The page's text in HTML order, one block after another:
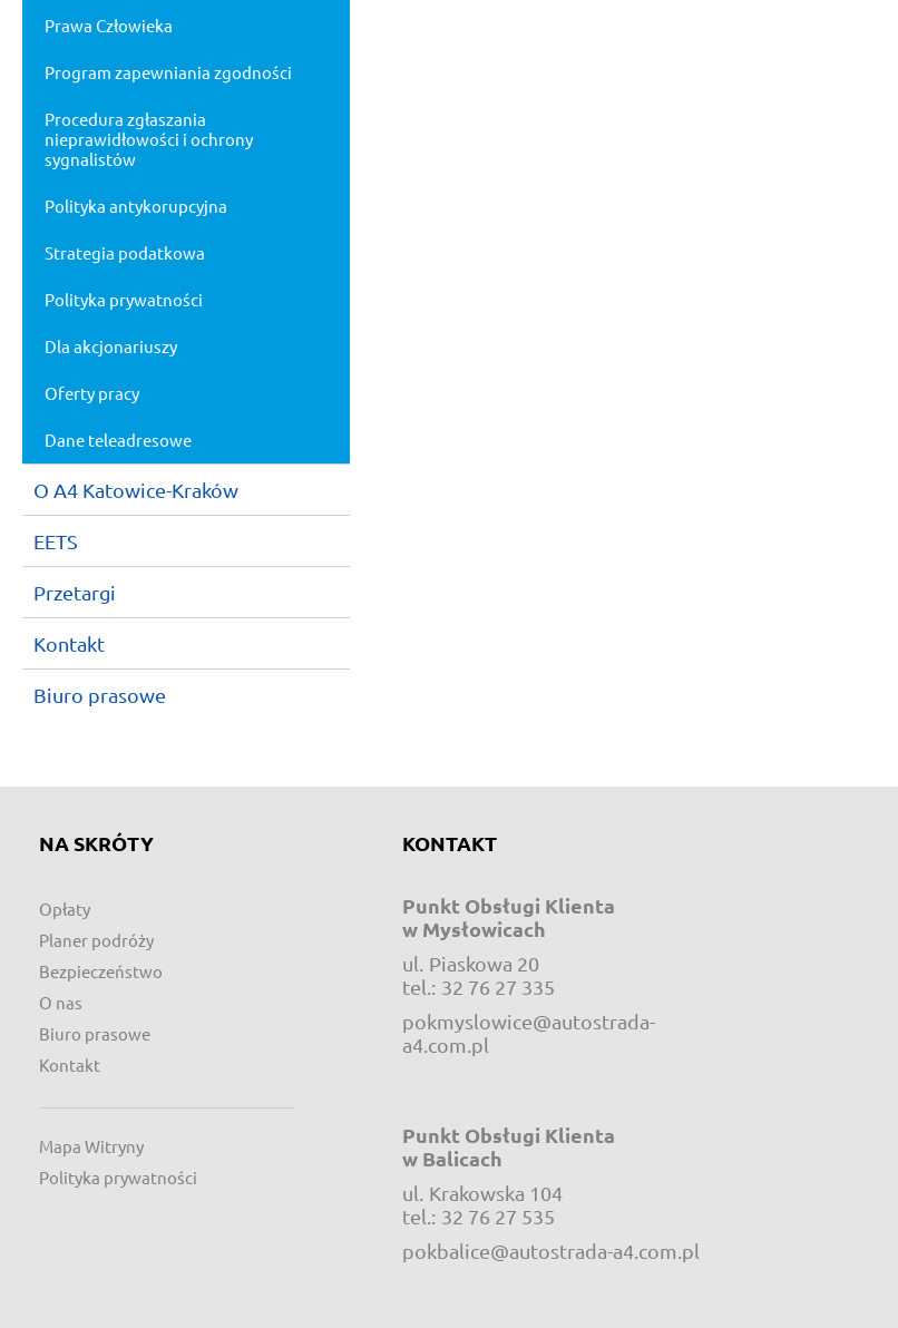
Prawa Człowieka
Program zapewniania zgodności
Procedura zgłaszania
nieprawidłowości i ochrony
sygnalistów
Polityka antykorupcyjna
Strategia podatkowa
Polityka prywatności
Dla akcjonariuszy
Oferty pracy
Dane teleadresowe
O A4 Katowice-Kraków
EETS
Przetargi
Kontakt
Biuro prasowe
NA SKRÓTY
Opłaty
Planer podróży
Bezpieczeństwo
O nas
Biuro prasowe
Kontakt
Mapa Witryny
Polityka prywatności
KONTAKT
Punkt Obsługi Klienta
w Mysłowicach
ul. Piaskowa 20
tel.: 32 76 27 335
pokmyslowice@autostrada-
a4.com.pl
Punkt Obsługi Klienta
w Balicach
ul. Krakowska 104
tel.: 32 76 27 535
pokbalice@autostrada-a4.com.pl